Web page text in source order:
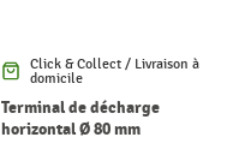
Click & Collect / Livraison à
domicile
Terminal de décharge
horizontal Ø 80 mm